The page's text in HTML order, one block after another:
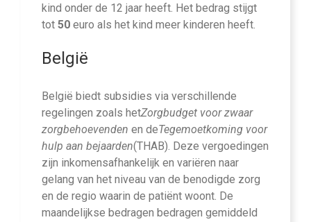
kind onder de 12 jaar heeft. Het bedrag stijgt
tot 50 euro als het kind meer kinderen heeft.
België
België biedt subsidies via verschillende
regelingen zoals hetZorgbudget voor zwaar
zorgbehoevenden en deTegemoetkoming voor
hulp aan bejaarden(THAB). Deze vergoedingen
zijn inkomensafhankelijk en variëren naar
gelang van het niveau van de benodigde zorg
en de regio waarin de patiënt woont. De
maandelijkse bedragen bedragen gemiddeld